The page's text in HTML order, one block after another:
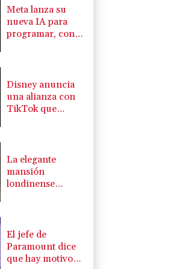
Meta lanza su
nueva IA para
programar, con
Anthropic
Disney anuncia
una alianza con
TikTok que
La elegante
mansión
londinense
El jefe de
Paramount dice
que hay motivos